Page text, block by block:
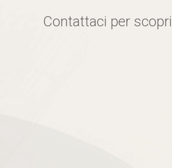
Contattaci per